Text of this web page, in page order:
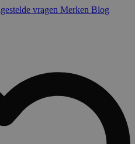
vragen Merken Blog